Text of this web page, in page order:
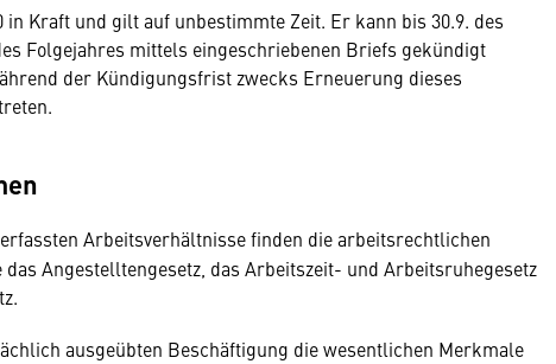
Kraft und gilt auf unbestimmte Zeit. Er kann bis 30.9. des
Folgejahres mittels eingeschriebenen Briefs gekündigt
der Kündigungsfrist zwecks Erneuerung dieses
Arbeitsverhältnisse finden die arbeitsrechtlichen
Angestelltengesetz, das Arbeitszeit- und Arbeitsruhegesetz
ausgeübten Beschäftigung die wesentlichen Merkmale